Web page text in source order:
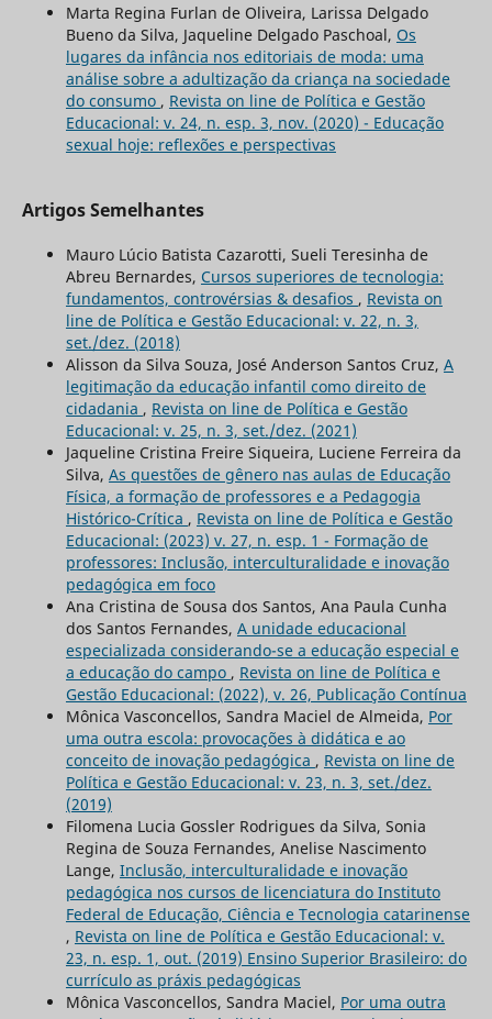
Marta Regina Furlan de Oliveira, Larissa Delgado
Bueno da Silva, Jaqueline Delgado Paschoal, Os
lugares da infância nos editoriais de moda: uma
análise sobre a adultização da criança na sociedade
do consumo , Revista on line de Política e Gestão
Educacional: v. 24, n. esp. 3, nov. (2020) - Educação
sexual hoje: reflexões e perspectivas
Artigos Semelhantes
Mauro Lúcio Batista Cazarotti, Sueli Teresinha de
Abreu Bernardes, Cursos superiores de tecnologia:
fundamentos, controvérsias & desafios , Revista on
line de Política e Gestão Educacional: v. 22, n. 3,
set./dez. (2018)
Alisson da Silva Souza, José Anderson Santos Cruz, A
legitimação da educação infantil como direito de
cidadania , Revista on line de Política e Gestão
Educacional: v. 25, n. 3, set./dez. (2021)
Jaqueline Cristina Freire Siqueira, Luciene Ferreira da
Silva, As questões de gênero nas aulas de Educação
Física, a formação de professores e a Pedagogia
Histórico-Crítica , Revista on line de Política e Gestão
Educacional: (2023) v. 27, n. esp. 1 - Formação de
professores: Inclusão, interculturalidade e inovação
pedagógica em foco
Ana Cristina de Sousa dos Santos, Ana Paula Cunha
dos Santos Fernandes, A unidade educacional
especializada considerando-se a educação especial e
a educação do campo , Revista on line de Política e
Gestão Educacional: (2022), v. 26, Publicação Contínua
Mônica Vasconcellos, Sandra Maciel de Almeida, Por
uma outra escola: provocações à didática e ao
conceito de inovação pedagógica , Revista on line de
Política e Gestão Educacional: v. 23, n. 3, set./dez.
(2019)
Filomena Lucia Gossler Rodrigues da Silva, Sonia
Regina de Souza Fernandes, Anelise Nascimento
Lange, Inclusão, interculturalidade e inovação
pedagógica nos cursos de licenciatura do Instituto
Federal de Educação, Ciência e Tecnologia catarinense
, Revista on line de Política e Gestão Educacional: v.
23, n. esp. 1, out. (2019) Ensino Superior Brasileiro: do
currículo as práxis pedagógicas
Mônica Vasconcellos, Sandra Maciel, Por uma outra